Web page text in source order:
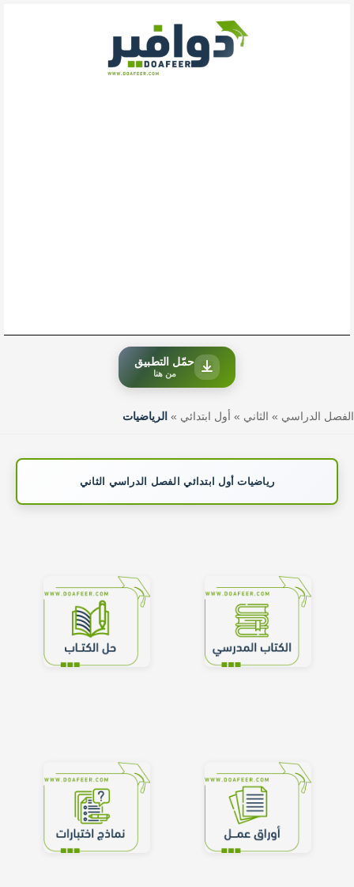
حمّل التطبيق
من هنا
الفصل الدراسي » الثاني » أول ابتدائي » الرياضيات
رياضيات أول ابتدائي الفصل الدراسي الثاني